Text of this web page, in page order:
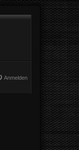
Anmelden